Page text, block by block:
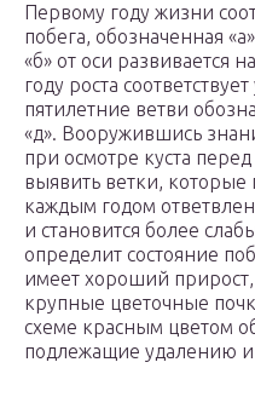
Первому году жизни
побега, обозначенная
«б» от оси развивается
году роста
пятилетние ветви
«д». Вооружившись
при осмотре куста
выявить ветки,
каждым годом
и становится более
определит состояние
имеет хороший
крупные цветочные
схеме красным цветом
подлежащие удалению и